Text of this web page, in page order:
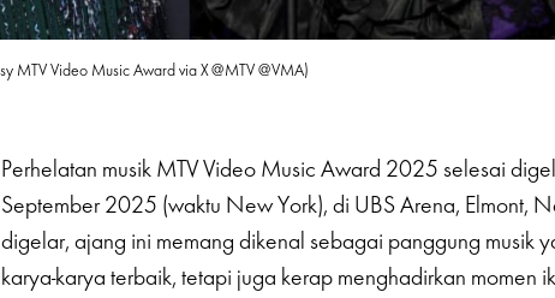
MTV Video Music Award via X @MTV @VMA)
Perhelatan musik MTV Video Music Award 2025 selesai
September 2025 (waktu New York), di UBS Arena, Elmont,
digelar, ajang ini memang dikenal sebagai panggung musik
karya-karya terbaik, tetapi juga kerap menghadirkan momen